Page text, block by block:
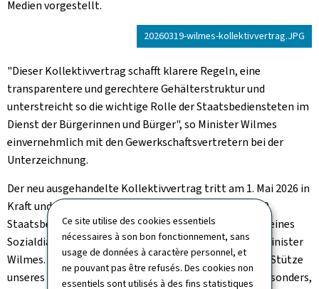
Ce site utilise des cookies essentiels
nécessaires à son bon fonctionnement, sans
usage de données à caractère personnel, et
ne pouvant pas être refusés. Des cookies non
essentiels sont utilisés à des fins statistiques
Medien vorgestellt.
20260319-wilmes-kollektivvertrag.JPG
"Dieser Kollektivvertrag schafft klarere Regeln, eine
transparentere und gerechtere Gehälterstruktur und
unterstreicht so die wichtige Rolle der Staatsbediensteten im
Dienst der Bürgerinnen und Bürger", so Minister Wilmes
einvernehmlich mit den Gewerkschaftsvertretern bei der
Unterzeichnung.
Der neu ausgehandelte Kollektivvertrag tritt am 1. Mai 2026 in
Kraft und ist für drei Jahre gültig. Er betrifft rund 2.500
Staatsbedienstete. "Dieser neue Text ist das Ergebnis eines
Sozialdialogs, der auf Augenhöhe geführt wurde", so Minister
Wilmes. "Die Staatsbedienstete sind eine wesentliche Stütze
unseres öffentlichen Dienstes. Ich freue mich daher besonders,